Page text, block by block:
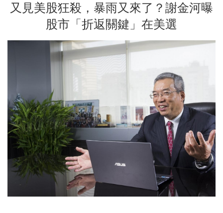
又見美股狂殺，暴雨又來了？謝金河曝
股市「折返關鍵」在美選